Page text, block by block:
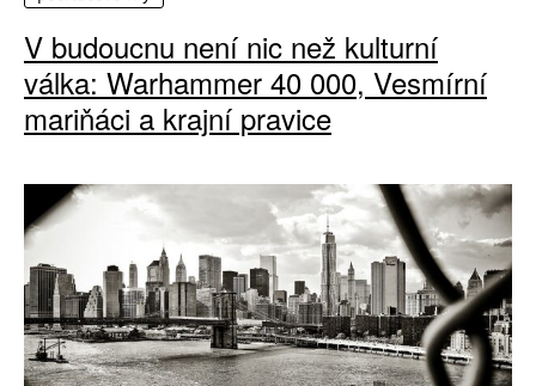
V budoucnu není nic než kulturní
válka: Warhammer 40 000, Vesmírní
mariňáci a krajní pravice